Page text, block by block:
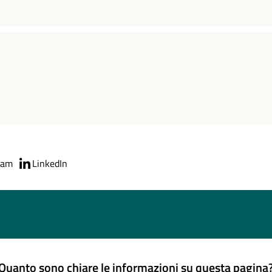
LinkedIn
sono chiare le informazioni su questa